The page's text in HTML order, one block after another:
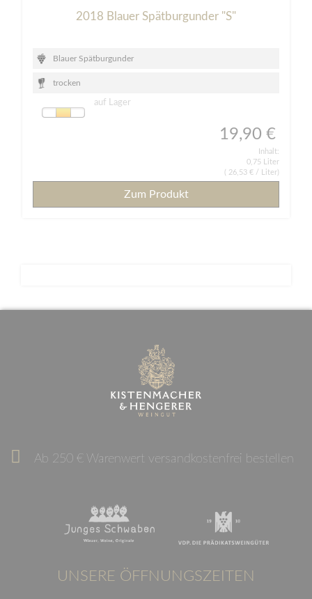
2018 Blauer Spätburgunder "S"
Blauer Spätburgunder
trocken
auf Lager
19,90 €
Inhalt:
0,75 Liter
26,53 € / Liter)
Zum Produkt
Ab 250 € Warenwert versandkostenfrei bestellen
UNSERE ÖFFNUNGSZEITEN